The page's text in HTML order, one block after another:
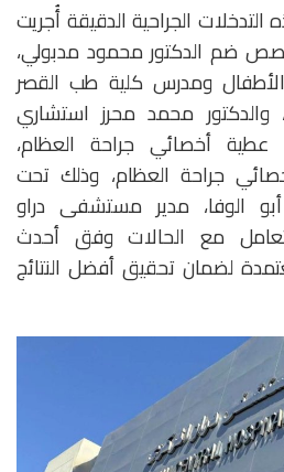
الجراحية الدقيقة أُجريت
ضم الدكتور محمود مدبولي،
ومدرس كلية طب القصر
والدكتور محمد محرز استشاري
عطية أخصائي جراحة العظام،
جراحة العظام، وذلك تحت
الوفا، مدير مستشفى دراو
مع الحالات وفق أحدث
لضمان تحقيق أفضل النتائج